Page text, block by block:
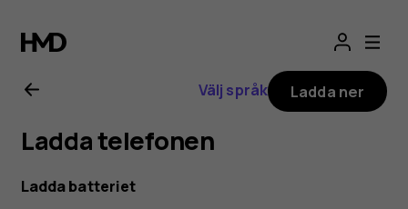
för
Nokia
8.1
Välj språk Ladda ner
Ladda telefonen
Ladda batteriet